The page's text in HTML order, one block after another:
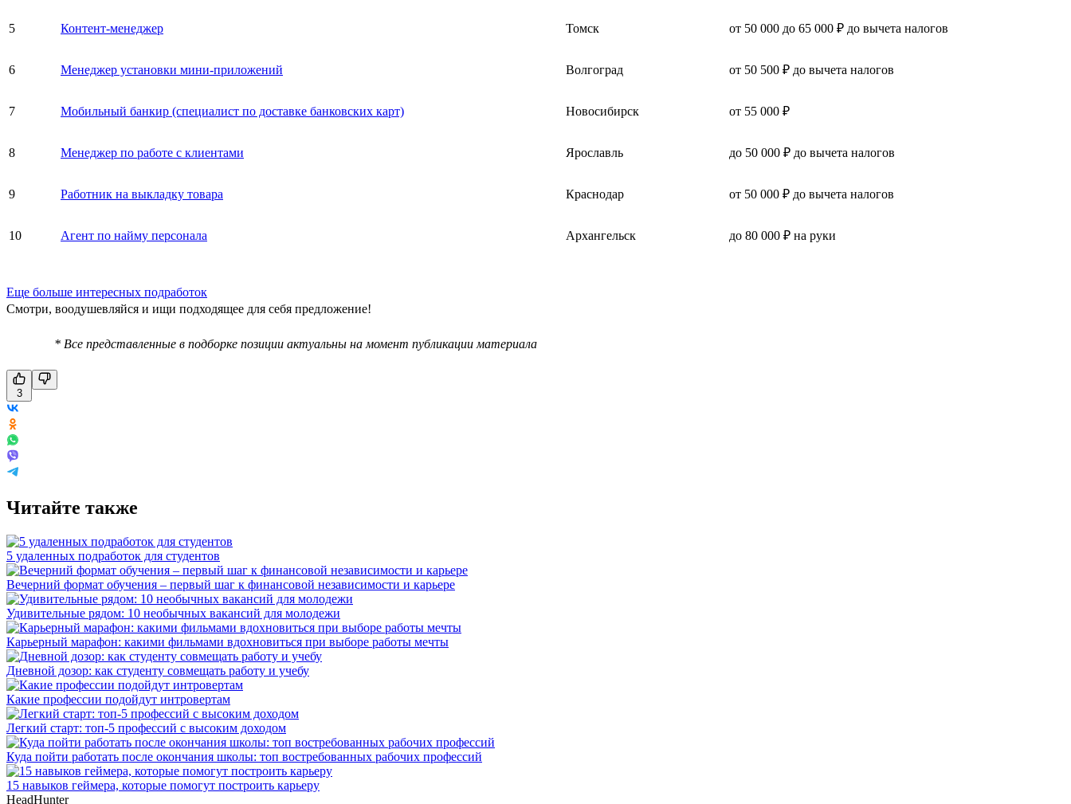
5 Контент-менеджер Томск от 50 000 до 65 000 ₽ до вычета налогов
6 Менеджер установки мини-приложений Волгоград от 50 500 ₽ до вычета налогов
7 Мобильный банкир (специалист по доставке банковских карт) Новосибирск от 55 000 ₽
8 Менеджер по работе с клиентами Ярославль до 50 000 ₽ до вычета налогов
9 Работник на выкладку товара Краснодар от 50 000 ₽ до вычета налогов
10 Агент по найму персонала Архангельск до 80 000 ₽ на руки
Еще больше интересных подработок
Смотри, воодушевляйся и ищи подходящее для себя предложение!
* Все представленные в подборке позиции актуальны на момент публикации материала
3
Читайте также
5 удаленных подработок для студентов
Вечерний формат обучения – первый шаг к финансовой независимости и карьере
Удивительные рядом: 10 необычных вакансий для молодежи
Карьерный марафон: какими фильмами вдохновиться при выборе работы мечты
Дневной дозор: как студенту совмещать работу и учебу
Какие профессии подойдут интровертам
Легкий старт: топ-5 профессий с высоким доходом
Куда пойти работать после окончания школы: топ востребованных рабочих профессий
15 навыков геймера, которые помогут построить карьеру
HeadHunter